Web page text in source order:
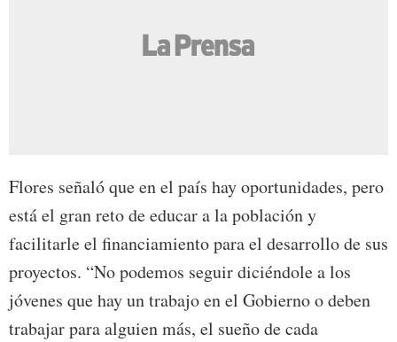
Flores señaló que en el país hay oportunidades, pero
está el gran reto de educar a la población y
facilitarle el financiamiento para el desarrollo de sus
proyectos. “No podemos seguir diciéndole a los
jóvenes que hay un trabajo en el Gobierno o deben
trabajar para alguien más, el sueño de cada